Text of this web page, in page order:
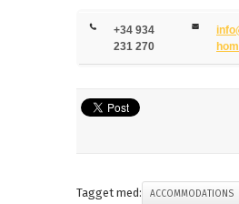
+34 934
231 270
Tagget med: ACCOMMODATIONS